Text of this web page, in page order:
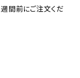
間前にご注文くだ